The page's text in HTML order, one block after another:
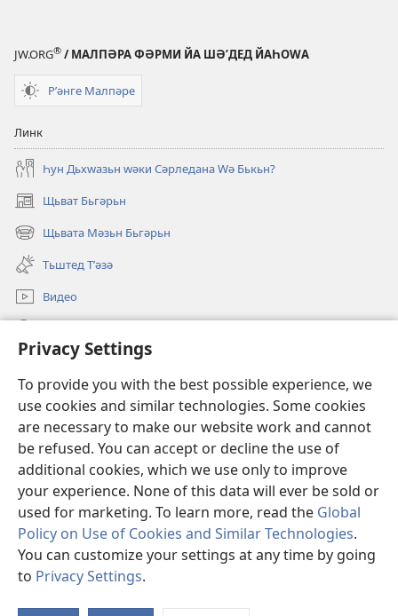
Privacy Settings
To provide you with the best possible experience, we
use cookies and similar technologies. Some cookies
are necessary to make our website work and cannot
be refused. You can accept or decline the use of
additional cookies, which we use only to improve
your experience. None of this data will ever be sold or
used for marketing. To learn more, read the Global
Policy on Use of Cookies and Similar Technologies.
You can customize your settings at any time by going
to Privacy Settings.
JW.ORG® / МАЛПӘРА ФӘРМИ ЙА ШӘʹДЕД ЙАҺОWА
Рʹәнге Малпәре
Линк
Һун Дьхԝазьн ԝәки Сәрледана Ԝә Бькьн?
Щьват Бьгәрьн
(opens
new
window)
Щьвата Мәзьн Бьгәрьн
(opens
new
window)
Тьштед Тʹәзә
Видео
(opens
window)КʹЬТЕБХАНӘЙА ОНЛАЙН йа Бьрща Qәрәwьлийе
(opens
new
window)JW Hub ®
(opens
new
window)
Copyright© 2026 Watch Tower Bible and Tract Society of Pennsylvania.
QӘЙДЕ ХӘБАТАНДЬНЕ